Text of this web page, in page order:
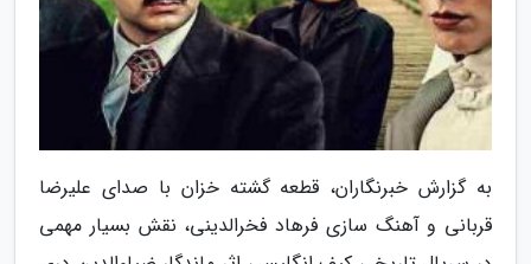
به گزارش خبرنگاران، قطعه گشته خزان با صدای علیرضا
قربانی و آهنگ سازی فرهاد فخرالدینی، نقش بسیار مهمی